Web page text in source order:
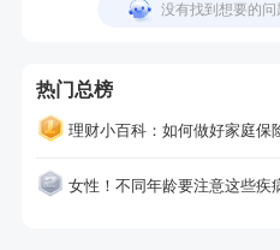
没有找到想要的问
热门总榜
理财小百科：如何做好家庭保
女性！不同年龄要注意这些疾病！40岁的这个疾